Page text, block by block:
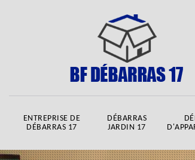
ENTREPRISE DE
DÉBARRAS 17
DÉBARRAS
JARDIN 17